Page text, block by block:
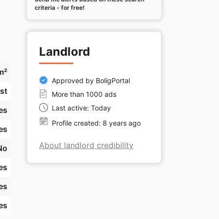
criteria - for free!
Landlord
Approved by BoligPortal
More than 1000 ads
Last active: Today
Profile created: 8 years ago
About landlord credibility